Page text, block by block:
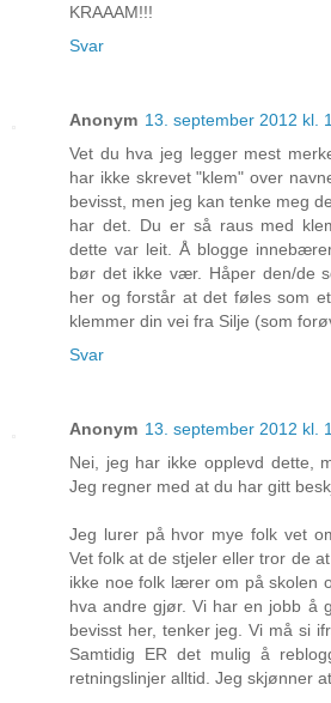
KRAAAM!!!
Svar
Anonym 13. september 2012 kl.
Vet du hva jeg legger mest
har ikke skrevet "klem" over
bevisst, men jeg kan tenke meg
har det. Du er så raus med
dette var leit. Å blogge
bør det ikke vær. Håper den/de
her og forstår at det føles som
klemmer din vei fra Silje (som
Svar
Anonym 13. september 2012 kl.
Nei, jeg har ikke opplevd dette,
Jeg regner med at du har gitt
Jeg lurer på hvor mye folk vet
Vet folk at de stjeler eller tror de
ikke noe folk lærer om på skolen
hva andre gjør. Vi har en jobb å
bevisst her, tenker jeg. Vi må si
Samtidig ER det mulig å
retningslinjer alltid. Jeg skjønner